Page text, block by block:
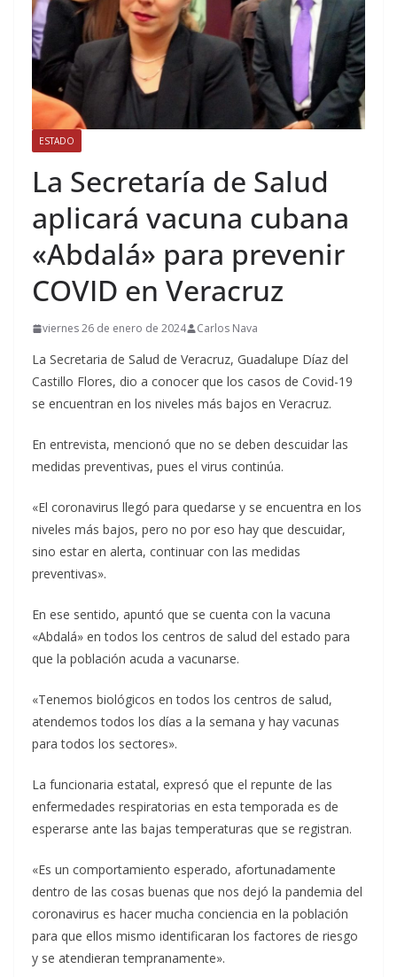
ESTADO
La Secretaría de Salud
aplicará vacuna cubana
«Abdalá» para prevenir
COVID en Veracruz
viernes 26 de enero de 2024 Carlos Nava
La Secretaria de Salud de Veracruz, Guadalupe Díaz del
Castillo Flores, dio a conocer que los casos de Covid-19
se encuentran en los niveles más bajos en Veracruz.
En entrevista, mencionó que no se deben descuidar las
medidas preventivas, pues el virus continúa.
«El coronavirus llegó para quedarse y se encuentra en los
niveles más bajos, pero no por eso hay que descuidar,
sino estar en alerta, continuar con las medidas
preventivas».
En ese sentido, apuntó que se cuenta con la vacuna
«Abdalá» en todos los centros de salud del estado para
que la población acuda a vacunarse.
«Tenemos biológicos en todos los centros de salud,
atendemos todos los días a la semana y hay vacunas
para todos los sectores».
La funcionaria estatal, expresó que el repunte de las
enfermedades respiratorias en esta temporada es de
esperarse ante las bajas temperaturas que se registran.
«Es un comportamiento esperado, afortunadamente
dentro de las cosas buenas que nos dejó la pandemia del
coronavirus es hacer mucha conciencia en la población
para que ellos mismo identificaran los factores de riesgo
y se atendieran tempranamente».